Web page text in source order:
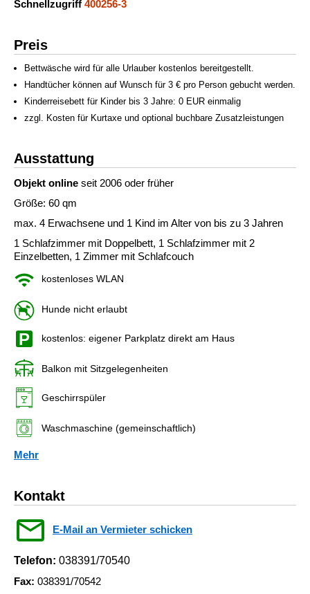
Schnellzugriff 400256-3
Preis
Bettwäsche wird für alle Urlauber kostenlos bereitgestellt.
Handtücher können auf Wunsch für 3 € pro Person gebucht werden.
Kinderreisebett für Kinder bis 3 Jahre: 0 EUR einmalig
zzgl. Kosten für Kurtaxe und optional buchbare Zusatzleistungen
Ausstattung
Objekt online seit 2006 oder früher
Größe: 60 qm
max. 4 Erwachsene und 1 Kind im Alter von bis zu 3 Jahren
1 Schlafzimmer mit Doppelbett, 1 Schlafzimmer mit 2
Einzelbetten, 1 Zimmer mit Schlafcouch
kostenloses WLAN
Hunde nicht erlaubt
kostenlos: eigener Parkplatz direkt am Haus
Balkon mit Sitzgelegenheiten
Geschirrspüler
Waschmaschine (gemeinschaftlich)
Mehr
Kontakt
E-Mail an Vermieter schicken
Telefon: 038391/70540
Fax: 038391/70542